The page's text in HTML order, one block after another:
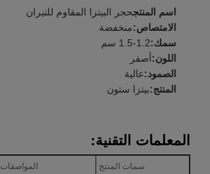
اسم المنتجحجر البيتزا المقاوم للنيران
الامتصاص:منخفضة
سمك:1.2-1.5 سم
اللون:أصفر
الصمود:عالية
المنتج:بيتزا ستون
المعلمات التقنية:
سمات المنتج المواصفات